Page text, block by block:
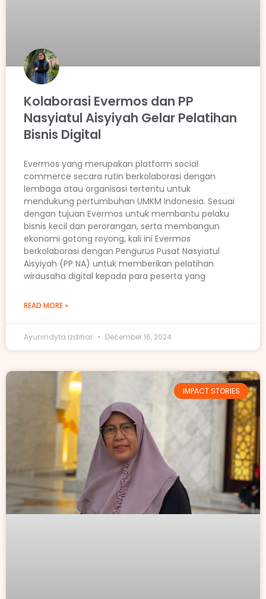
Kolaborasi Evermos dan PP
Nasyiatul Aisyiyah Gelar Pelatihan
Bisnis Digital
Evermos yang merupakan platform social
commerce secara rutin berkolaborasi dengan
lembaga atau organisasi tertentu untuk
mendukung pertumbuhan UMKM Indonesia. Sesuai
dengan tujuan Evermos untuk membantu pelaku
bisnis kecil dan perorangan, serta membangun
ekonomi gotong royong, kali ini Evermos
berkolaborasi dengan Pengurus Pusat Nasyiatul
Aisyiyah (PP NA) untuk memberikan pelatihan
wirausaha digital kepada para peserta yang
READ MORE »
Ayunindyta Izdihar December 16, 2024
IMPACT STORIES